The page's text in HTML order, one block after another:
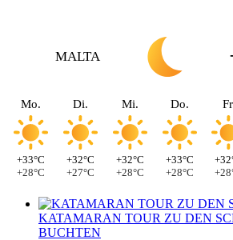
MALTA
Mo.
+33°C
+28°C
Di.
+32°C
+27°C
Mi.
+32°C
+28°C
Do.
+33°C
+28°C
KATAMARAN TOUR ZU DEN
BUCHTEN